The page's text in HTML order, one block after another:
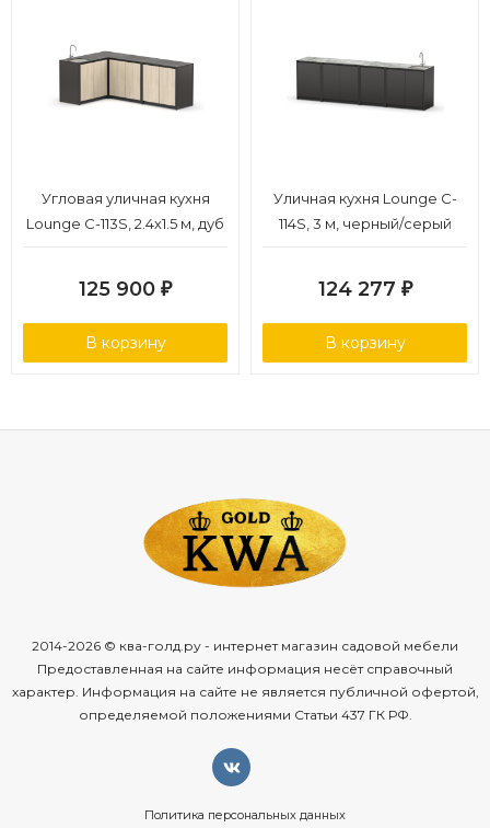
Угловая уличная кухня
Lounge C-113S, 2.4х1.5 м, дуб
125 900 ₽
В корзину
Уличная кухня Lounge C-
114S, 3 м, черный/серый
124 277 ₽
В корзину
2014-2026 © ква-голд.ру - интернет магазин садовой мебели
Предоставленная на сайте информация несёт справочный
характер. Информация на сайте не является публичной офертой,
определяемой положениями Статьи 437 ГК РФ.
Политика персональных данных